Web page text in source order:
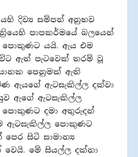
දිව්‍ය සම්පත් අනුභව
පාපකර්මයේ බලයෙන්
පොකුණට යයි. ඇය එම
ඇත් පැටවෙක් තරම් වූ
පෙනුමක් ඇති
ඇයගේ ඇටසැකිල්ල දක්වා
ඇගේ ඇටසැකිල්ල
දමා අතුරුදන්
ඇටසැකිල්ල පොකුණට
සිටි සාමාන්‍ය
වෙයි. මේ සියල්ල දක්නා